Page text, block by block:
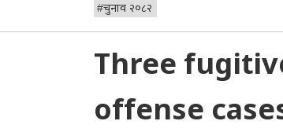
#चुनाव २०८२
Three
offense